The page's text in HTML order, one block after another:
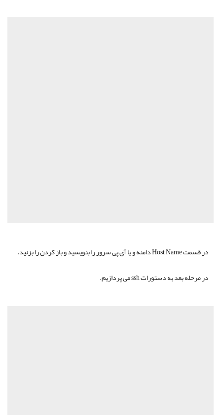
در قسمت Host Name دامنه و یا آی پی سرور را بنویسید و باز کردن را بزنید.
در مرحله بعد به دستورات ssh می پردازیم.